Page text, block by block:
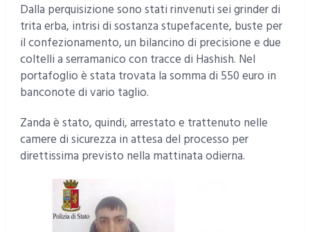
Dalla perquisizione sono stati rinvenuti sei grinder di
trita erba, intrisi di sostanza stupefacente, buste per
il confezionamento, un bilancino di precisione e due
coltelli a serramanico con tracce di Hashish. Nel
portafoglio è stata trovata la somma di 550 euro in
banconote di vario taglio.
Zanda è stato, quindi, arrestato e trattenuto nelle
camere di sicurezza in attesa del processo per
direttissima previsto nella mattinata odierna.